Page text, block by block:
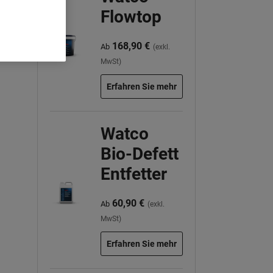
Flowtop
Ab168,90 € (exkl.
MwSt)
Erfahren Sie mehr
Watco
Bio-Defett
Entfetter
Ab60,90 € (exkl.
MwSt)
Erfahren Sie mehr